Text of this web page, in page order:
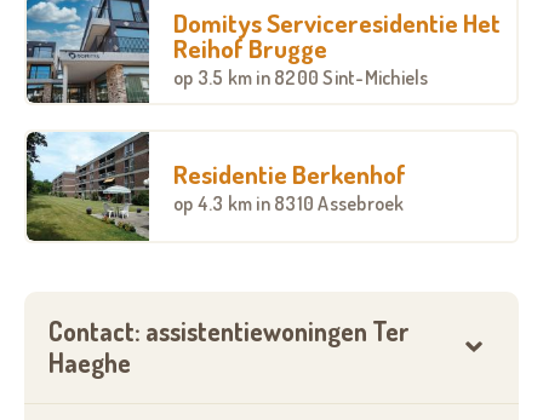
Domitys Serviceresidentie Het
Reihof Brugge
op 3.5 km in 8200 Sint-Michiels
Residentie Berkenhof
op 4.3 km in 8310 Assebroek
Contact: assistentiewoningen Ter
Haeghe